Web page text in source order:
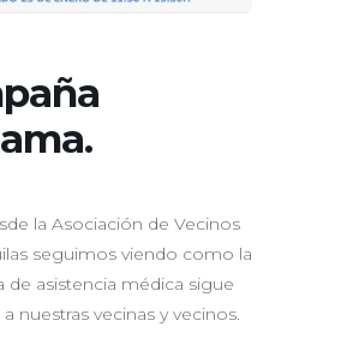
la Asociación de Vecinos
seguimos viendo como la
de asistencia médica sigue
nuestras vecinas y vecinos.